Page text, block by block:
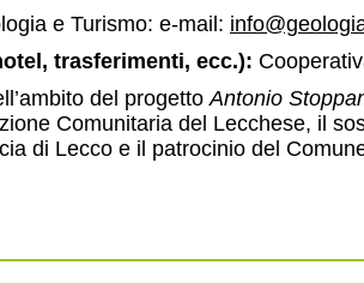
e Turismo: e-mail:
trasferimenti, ecc.):
del progettoAntonio
Comunitaria del Lecchese, il
di Lecco e il patrocinio del